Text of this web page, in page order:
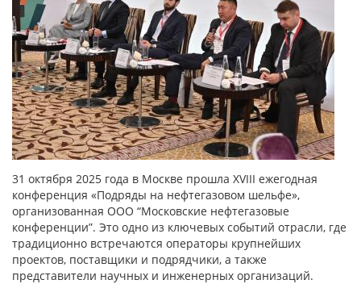
31 октября 2025 года в Москве прошла XVIII ежегодная
конференция «Подряды на нефтегазовом шельфе»,
организованная ООО “Московские нефтегазовые
конференции”. Это одно из ключевых событий отрасли, где
традиционно встречаются операторы крупнейших
проектов, поставщики и подрядчики, а также
представители научных и инженерных организаций.